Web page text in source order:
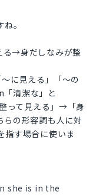
。
→身だしなみが整
に見える」「～の
清潔な」と
って見える」→「身
らの形容詞も人に対
指す場合に使いま
she is in the